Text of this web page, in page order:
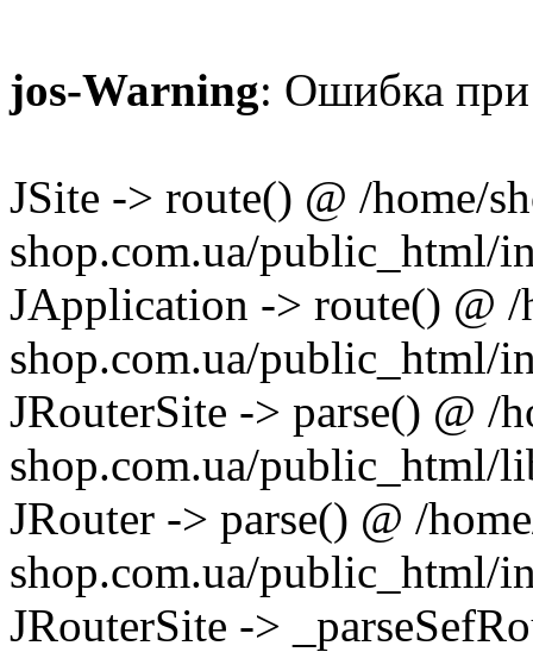
jos-Warning: Ошибка при
JSite -> route() @ /home/
shop.com.ua/public_html/
JApplication -> route() @ /
shop.com.ua/public_html/
JRouterSite -> parse() @ /
shop.com.ua/public_html/
JRouter -> parse() @ /
shop.com.ua/public_html/
JRouterSite ->